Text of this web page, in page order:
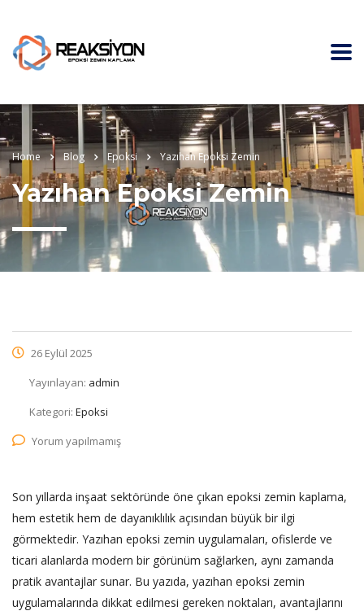
Home Blog Epoksi Yazıhan Epoksi Zemin
Yazıhan Epoksi Zemin
26 Eylül 2025
Yayınlayan: admin
Kategori: Epoksi
Yorum yapılmamış
Son yıllarda inşaat sektöründe öne çıkan epoksi zemin kaplama,
hem estetik hem de dayanıklılık açısından büyük bir ilgi
görmektedir. Yazıhan epoksi zemin uygulamaları, ofislerde ve
ticari alanlarda modern bir görünüm sağlarken, aynı zamanda
pratik avantajlar sunar. Bu yazıda, yazıhan epoksi zemin
uygulamalarında dikkat edilmesi gereken noktaları, avantajlarını